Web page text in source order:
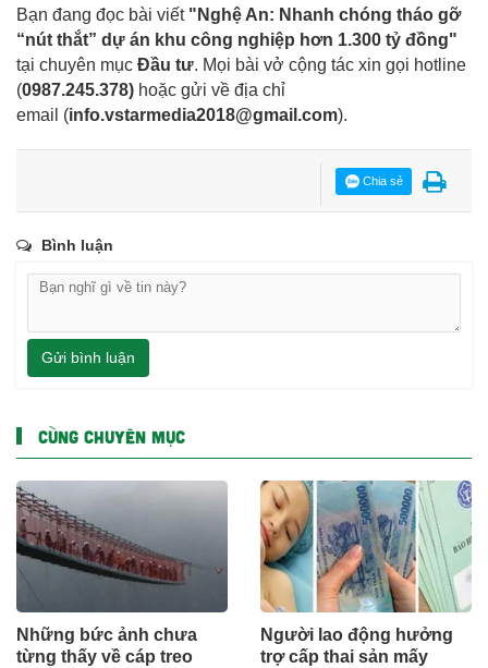
Bạn đang đọc bài viết "Nghệ An: Nhanh chóng tháo gỡ
“nút thắt” dự án khu công nghiệp hơn 1.300 tỷ đồng"
tại chuyên mục Đầu tư. Mọi bài vở cộng tác xin gọi hotline
(0987.245.378) hoặc gửi về địa chỉ
email (info.vstarmedia2018@gmail.com).
Chia sẻ
Bình luận
Gửi bình luận
CÙNG CHUYÊN MỤC
Những bức ảnh chưa
từng thấy về cáp treo
Người lao động hưởng
trợ cấp thai sản mấy